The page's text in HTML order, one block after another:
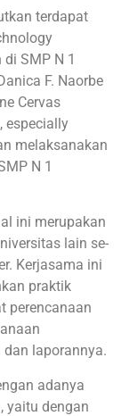
terdapat
SMP N 1
F. Naorbe
Cervas
especially
melaksanakan
N 1
ini merupakan
lain se-
Kerjasama ini
praktik
perencanaan
dan laporannya.
adanya
yaitu dengan